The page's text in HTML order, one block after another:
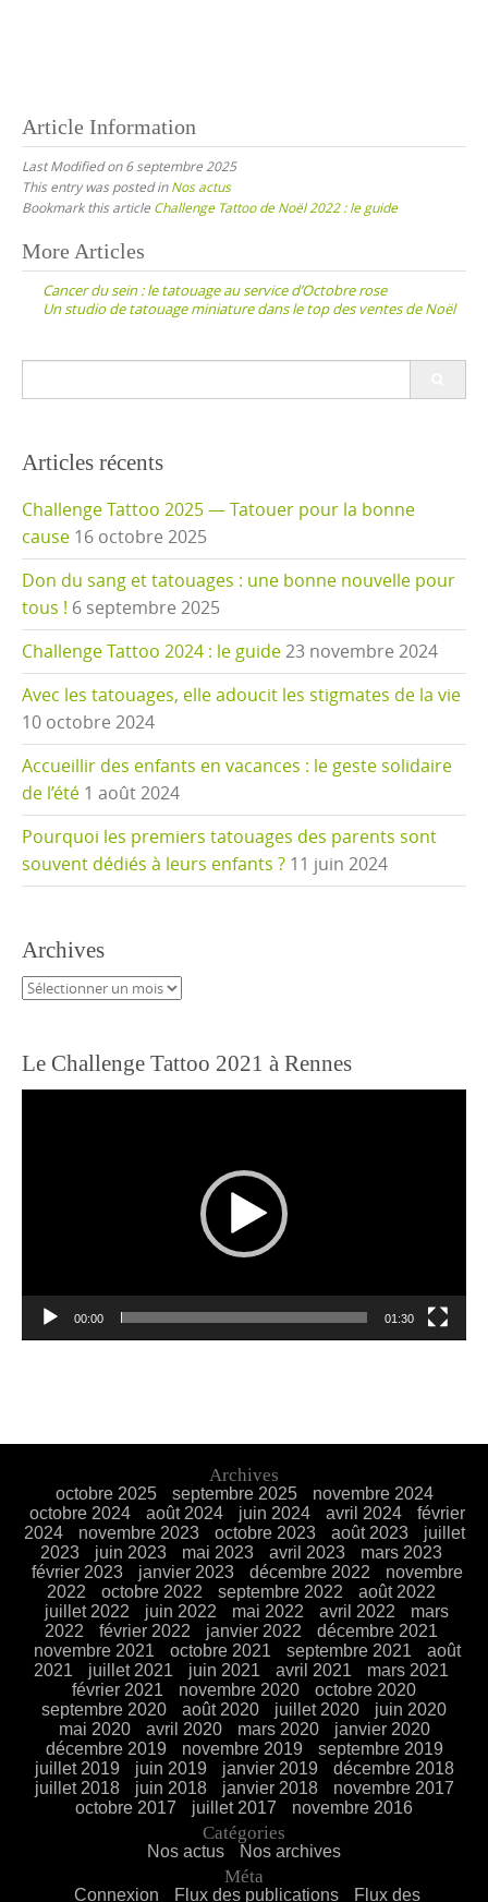
Article Information
Last Modified on 6 septembre 2025
This entry was posted inNos actus
Bookmark this article Challenge Tattoo de Noël 2022 : le guide
Post
navigation
More Articles
Cancer du sein : le tatouage au service d’Octobre rose
Un studio de tatouage miniature dans le top des ventes de Noël
Articles récents
Challenge Tattoo 2025 — Tatouer pour la bonne
cause 16 octobre 2025
Don du sang et tatouages : une bonne nouvelle pour
tous ! 6 septembre 2025
Challenge Tattoo 2024 : le guide23 novembre 2024
Avec les tatouages, elle adoucit les stigmates de la vie
10 octobre 2024
Accueillir des enfants en vacances : le geste solidaire
de l’été 1 août 2024
Pourquoi les premiers tatouages des parents sont
souvent dédiés à leurs enfants ? 11 juin 2024
Archives
Archives
Le Challenge Tattoo 2021 à Rennes
00:00 01:30
Archives
octobre 2025 septembre 2025
novembre 2024
octobre 2024
août 2024 juin 2024 avril 2024
février
2024
novembre 2023 octobre 2023 août 2023
juillet
2023
juin 2023 mai 2023 avril 2023
mars 2023
février 2023
janvier 2023 décembre 2022
novembre
2022
octobre 2022 septembre 2022
août 2022
juillet 2022
juin 2022 mai 2022 avril 2022
mars
2022
février 2022 janvier 2022
décembre 2021
novembre 2021
octobre 2021 septembre 2021
août
2021
juillet 2021 juin 2021 avril 2021
mars 2021
février 2021
novembre 2020
octobre 2020
septembre 2020
août 2020 juillet 2020
juin 2020
mai 2020
avril 2020 mars 2020
janvier 2020
décembre 2019
novembre 2019
septembre 2019
juillet 2019
juin 2019 janvier 2019
décembre 2018
juillet 2018
juin 2018 janvier 2018
novembre 2017
octobre 2017
juillet 2017 novembre 2016
Catégories
Nos actus Nos archives
Méta
Connexion Flux des publications Flux des